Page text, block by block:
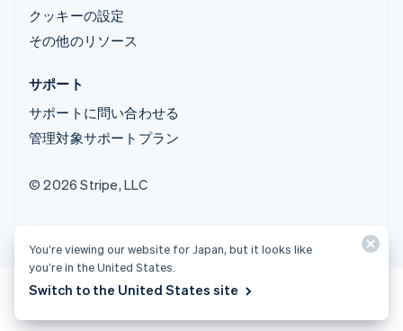
クッキーの設定
その他のリソース
サポート
サポートに問い合わせる
管理対象サポートプラン
© 2026 Stripe, LLC
You’re viewing our website for Japan, but it looks like
you’re in the United States.
Switch to the United States site